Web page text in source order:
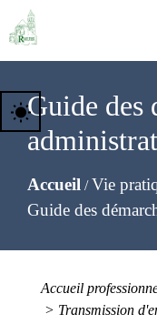
Guide des
Accueil /Vie
Guide des
wb_sunny
Accueil
> Transmission